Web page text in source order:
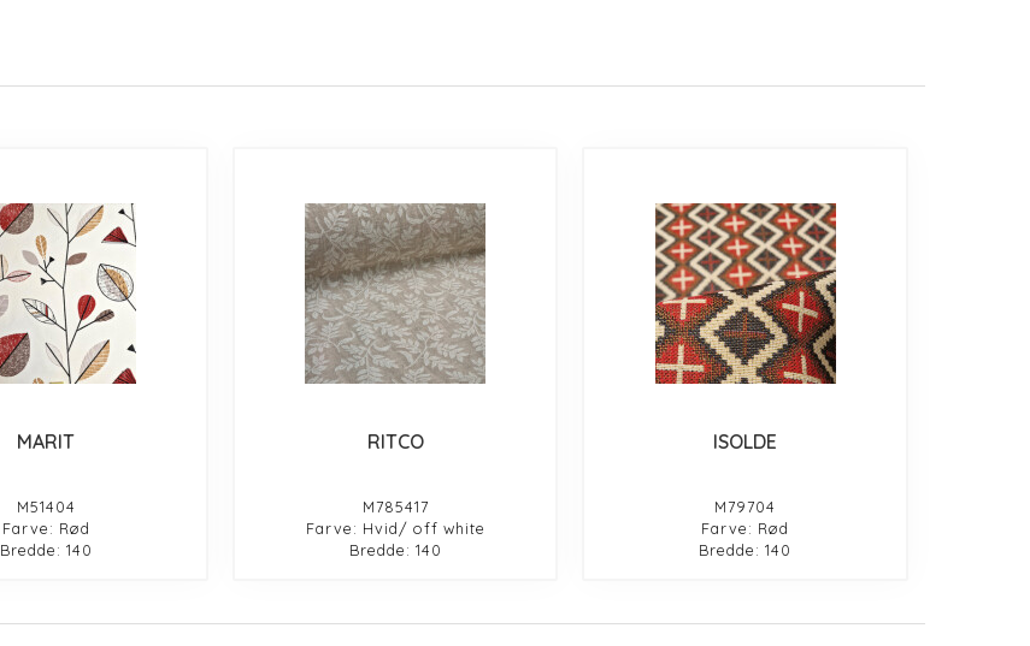
MARIT
M51404
Farve: Rød
Bredde: 140
RITCO
M785417
Farve: Hvid/ off white
Bredde: 140
ISOLDE
M79704
Farve: Rød
Bredde: 140